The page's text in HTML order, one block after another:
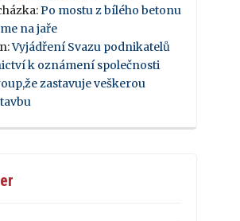
: Po mostu z bílého betonu
na jaře
:Vyjádření Svazu podnikatelů
k oznámení společnosti
zastavuje veškerou